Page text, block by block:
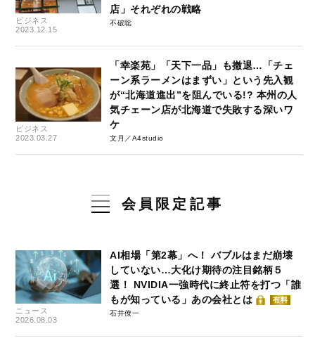
ビジネス
2023.12.15
店」それぞれの戦略
不破聡
ビジネス
2023.03.27
「幸楽苑」「天下一品」も撤退…「チェ
ーン系ラーメンはまずい」という先入観
が“北海道進出”を阻んでいる!? 本州の人
気チェーン店が北海道で失敗する深いワ
ケ
文月／A4studio
会員限定記事
ニュース
2026.08.03
AI相場「第2幕」へ！ バブルはまだ崩壊
していない…大化け期待の注目銘柄５
選！ NVIDIA一強時代に終止符を打つ「誰
もが知っている」あの会社とは
有料
石井僚一